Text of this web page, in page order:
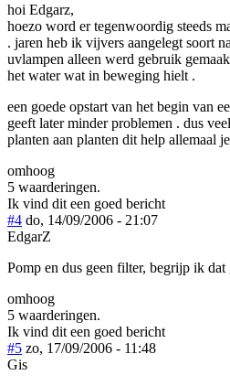
hoi Edgarz,
hoezo word er tegenwoordig steeds
. jaren heb ik vijvers aangelegt soort
uvlampen alleen werd gebruik
het water wat in beweging hielt .
een goede opstart van het begin van
geeft later minder problemen . dus
planten aan planten dit help allemaal
omhoog
5 waarderingen.
Ik vind dit een goed bericht
#4 do, 14/09/2006 - 21:07
EdgarZ
Pomp en dus geen filter, begrijp ik dat
omhoog
5 waarderingen.
Ik vind dit een goed bericht
#5 zo, 17/09/2006 - 11:48
Gis